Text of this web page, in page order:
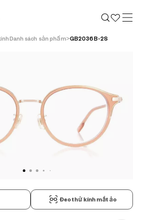
sách sản phẩm GB2036B-2S
Đeo thử kính mắt ảo